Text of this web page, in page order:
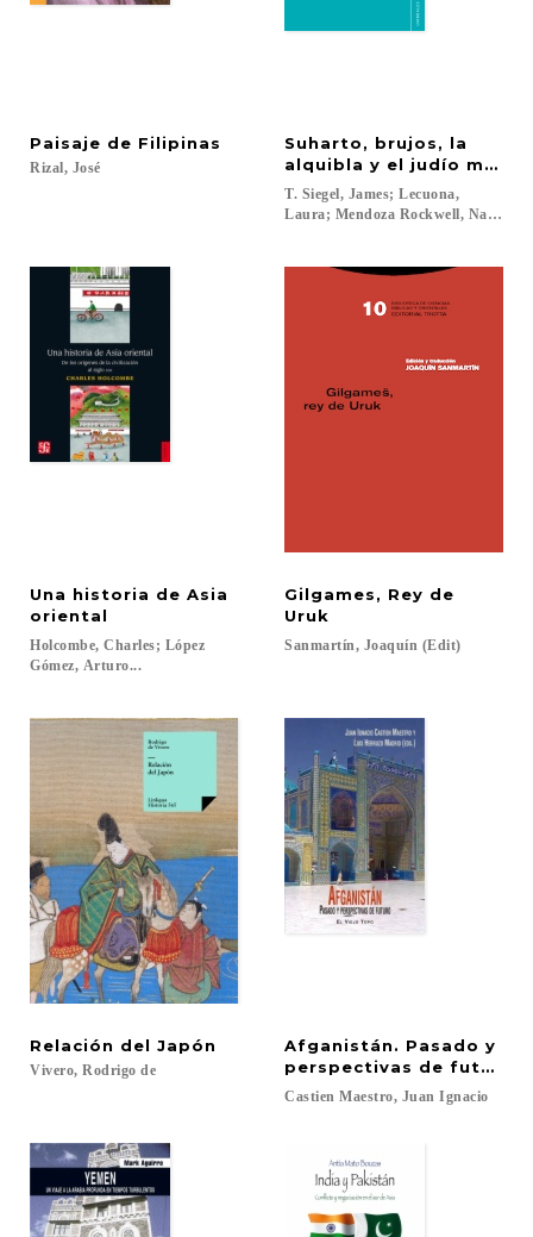
Paisaje de Filipinas
Rizal, José
Suharto, brujos, la
alquibla y el judío
T. Siegel, James; Lecuona,
Laura; Mendoza Rockwell,
Una historia de Asia
oriental
Holcombe, Charles; López
Gómez, Arturo...
Gilgames, Rey de
Uruk
Sanmartín, Joaquín (Edit)
Relación del Japón
Vivero, Rodrigo de
Afganistán. Pasado y
perspectivas de futuro.
Castien Maestro, Juan Ignacio